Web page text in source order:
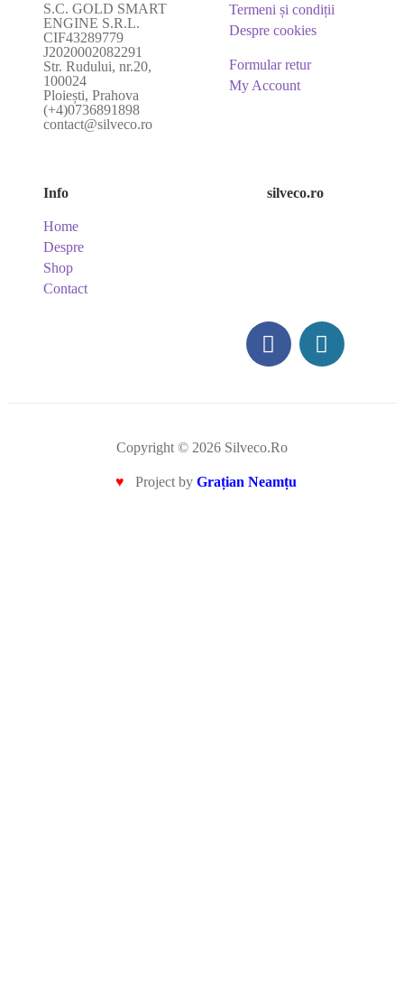
S.C. GOLD SMART
ENGINE S.R.L.
CIF43289779
J2020002082291
Str. Rudului, nr.20,
100024
Ploiești, Prahova
(+4)0736891898
contact@silveco.ro
Termeni și condiții
Despre cookies
Formular retur
My Account
Info
Home
Despre
Shop
Contact
silveco.ro
Copyright © 2026 Silveco.Ro
♥ Project by Grațian Neamțu